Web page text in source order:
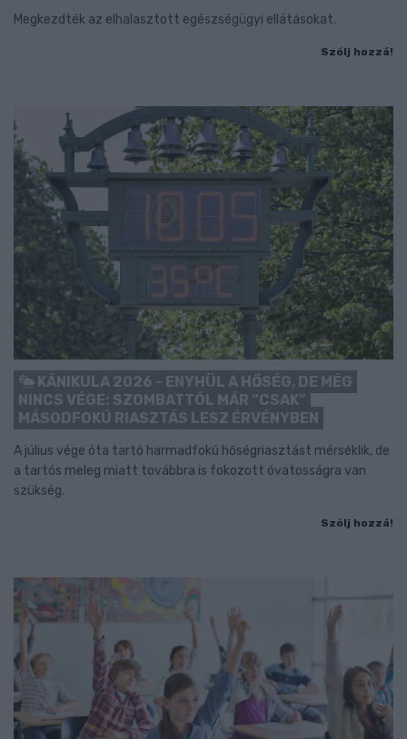
Megkezdték az elhalasztott egészségügyi ellátásokat.
Szólj hozzá!
KÁNIKULA 2026 - ENYHÜL A HŐSÉG, DE MÉG
NINCS VÉGE: SZOMBATTÓL MÁR “CSAK”
MÁSODFOKÚ RIASZTÁS LESZ ÉRVÉNYBEN
A július vége óta tartó harmadfokú hőségriasztást mérséklik, de
a tartós meleg miatt továbbra is fokozott óvatosságra van
szükség.
Szólj hozzá!